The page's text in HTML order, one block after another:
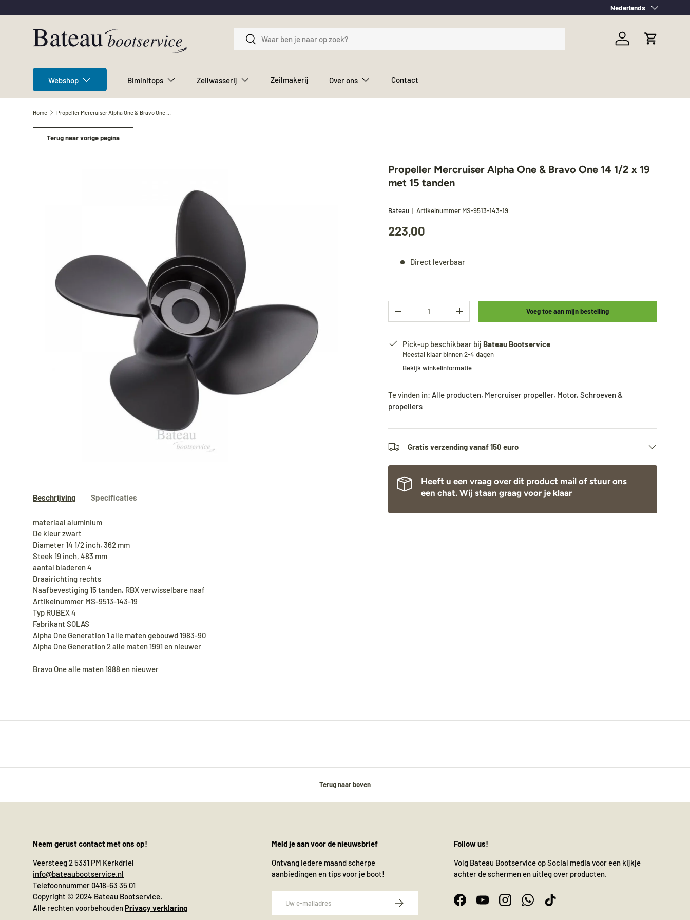
Ga naar inhoud
Taal
Nederlands
Zoeken
Zoeken
Inloggen
Webshop Biminitops Zeilwasserij Zeilmakerij Over ons Contact
Home
Terug naar vorige pagina
Propeller Mercruiser Alpha One & Bravo One 14 1/2 x 19
met 15 tanden
Bateau |Artikelnummer MS-9513-143-19
223,00
Direct leverbaar
-
+ Voeg toe aan mijn bestelling
Pick-up beschikbaar bij Bateau Bootservice
Meestal klaar binnen 2-4 dagen
Bekijk winkelinformatie
Te vinden in: Alle producten, Mercruiser propeller, Motor,Schroeven &
propellers
Gratis verzending vanaf 150 euro
Heeft u een vraag over dit product mail of stuur ons
een chat. Wij staan graag voor je klaar
Beschrijving Specificaties
materiaal aluminium
De kleur zwart
Diameter 14 1/2 inch, 362 mm
Steek 19 inch, 483 mm
aantal bladeren 4
Draairichting rechts
Naafbevestiging 15 tanden, RBX verwisselbare naaf
Artikelnummer MS-9513-143-19
Typ RUBEX 4
Fabrikant SOLAS
Alpha One Generation 1 alle maten gebouwd 1983-90
Alpha One Generation 2 alle maten 1991 en nieuwer
Bravo One alle maten 1988 en nieuwer
Terug naar boven
Neem gerust contact met ons op!
Veersteeg 2 5331 PM Kerkdriel
info@bateaubootservice.nl
Telefoonnummer 0418-63 35 01
Copyright © 2024 Bateau Bootservice.
Alle rechten voorbehoudenPrivacy verklaring
Meld je aan voor de nieuwsbrief
Ontvang iedere maand scherpe
aanbiedingen en tips voor je boot!
Abonneer
Follow us!
Volg Bateau Bootservice op Social media voor een kijkje
achter de schermen en uitleg over producten.
FacebookYouTubeInstagramWhatsAppTikTok